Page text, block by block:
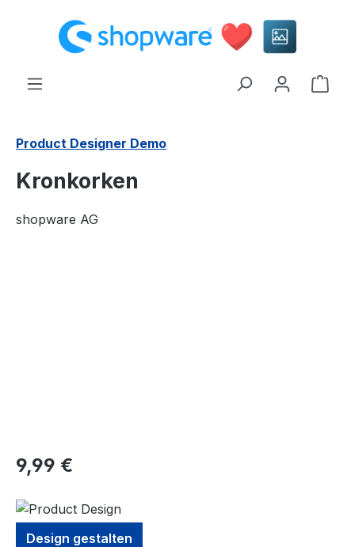
springen
Product Designer Demo
Kronkorken
shopware AG
9,99 €
Design gestalten